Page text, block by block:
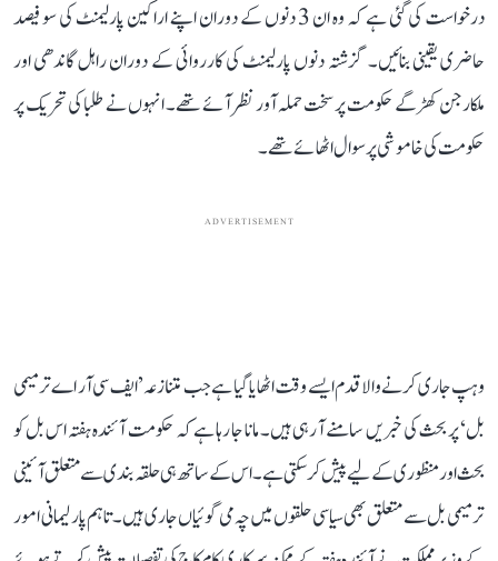
درخواست کی گئی ہے کہ وہ ان 3 دنوں کے دوران اپنے اراکین پارلیمنٹ کی سو فیصد
حاضری یقینی بنائیں۔ گزشتہ دنوں پارلیمنٹ کی کارروائی کے دوران راہل گاندھی اور
ملکارجن کھڑگے حکومت پر سخت حملہ آور نظر آئے تھے۔ انہوں نے طلبا کی تحریک پر
حکومت کی خاموشی پر سوال اٹھائے تھے۔
ADVERTISEMENT
وہپ جاری کرنے والا قدم ایسے وقت اٹھایا گیا ہے جب متنازعہ ’ایف سی آر اے ترمیمی
بل‘ پر بحث کی خبریں سامنے آ رہی ہیں۔ مانا جا رہا ہے کہ حکومت آئندہ ہفتہ اس بل کو
بحث اور منظوری کے لیے پیش کر سکتی ہے۔ اس کے ساتھ ہی حلقہ بندی سے متعلق آئینی
ترمیمی بل سے متعلق بھی سیاسی حلقوں میں چہ می گوئیاں جاری ہیں۔ تاہم پارلیمانی امور